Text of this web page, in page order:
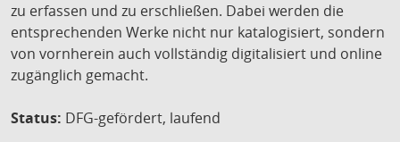
zu erfassen und zu erschließen. Dabei werden die
entsprechenden Werke nicht nur katalogisiert, sondern
von vornherein auch vollständig digitalisiert und online
zugänglich gemacht.
Status: DFG-gefördert, laufend